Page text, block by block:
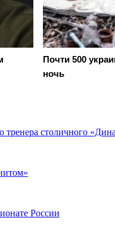
Почти 500
ночь
тренера столичного
России